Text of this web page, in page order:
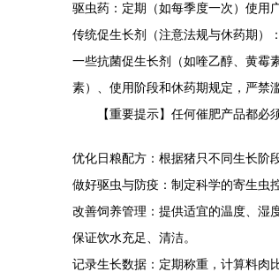
驱虫药：定期（如每季度一次）使用
传统促生长剂（注意法规与休药期）：
一些抗菌促生长剂（如喹乙醇、黄霉
素）、使用阶段和休药期规定，严禁
【重要提示】任何催肥产品都
优化日粮配方：根据猪只不同生长阶
做好驱虫与防疫：制定科学的寄生虫
改善饲养管理：提供适宜的温度、湿
保证饮水充足、清洁。
记录生长数据：定期称重，计算料肉